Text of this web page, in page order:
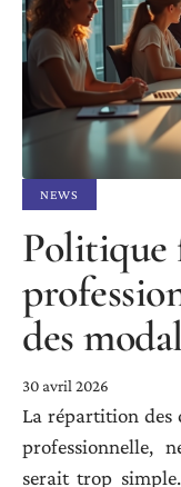
NEWS
des
30 avril 2026
La répartition des
professionnelle,
serait trop